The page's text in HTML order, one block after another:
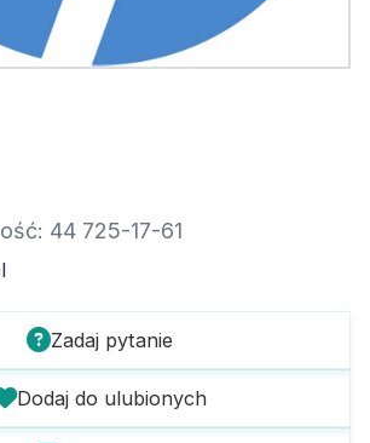
44 725-17-61
Zadaj pytanie
Dodaj do ulubionych